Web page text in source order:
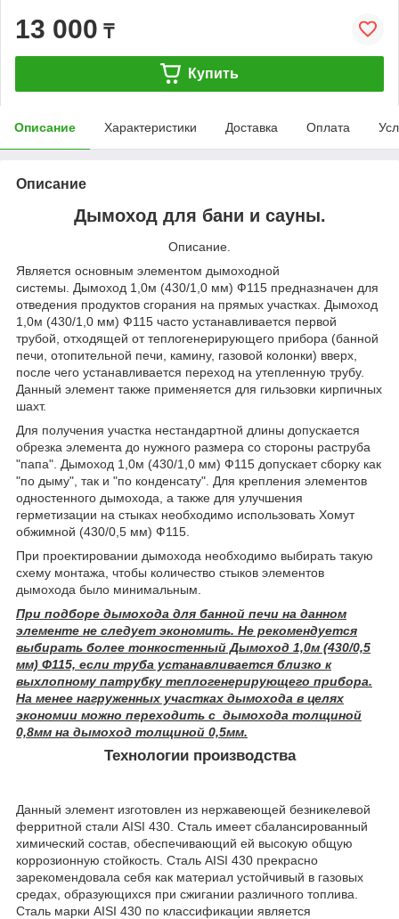
13 000 ₸
Купить
Описание Характеристики Доставка Оплата
Описание
Дымоход для бани и сауны.
Описание.
Является основным элементом дымоходной
системы. Дымоход 1,0м (430/1,0 мм) Ф115 предназначен для
отведения продуктов сгорания на прямых участках. Дымоход
1,0м (430/1,0 мм) Ф115 часто устанавливается первой
трубой, отходящей от теплогенерирующего прибора (банной
печи, отопительной печи, камину, газовой колонки) вверх,
после чего устанавливается переход на утепленную трубу.
Данный элемент также применяется для гильзовки кирпичных
шахт.
Для получения участка нестандартной длины допускается
обрезка элемента до нужного размера со стороны раструба
"папа". Дымоход 1,0м (430/1,0 мм) Ф115 допускает сборку как
"по дыму", так и "по конденсату". Для крепления элементов
одностенного дымохода, а также для улучшения
герметизации на стыках необходимо использовать Хомут
обжимной (430/0,5 мм) Ф115.
При проектировании дымохода необходимо выбирать такую
схему монтажа, чтобы количество стыков элементов
дымохода было минимальным.
При подборе дымохода для банной печи на данном
элементе не следует экономить. Не рекомендуется
выбирать более тонкостенный Дымоход 1,0м (430/0,5
мм) Ф115, если труба устанавливается близко к
выхлопному патрубку теплогенерирующего прибора.
На менее нагруженных участках дымохода в целях
экономии можно переходить с дымохода толщиной
0,8мм на дымоход толщиной 0,5мм.
Технологии производства
Данный элемент изготовлен из нержавеющей безникелевой
ферритной стали AISI 430. Сталь имеет сбалансированный
химический состав, обеспечивающий ей высокую общую
коррозионную стойкость. Сталь AISI 430 прекрасно
зарекомендовала себя как материал устойчивый в газовых
средах, образующихся при сжигании различного топлива.
Сталь марки AISI 430 по классификации является